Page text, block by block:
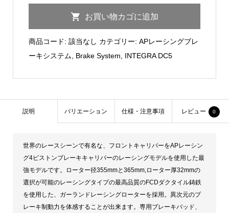
AP
Racing
System
KIT/Type-
お買い物カゴに追加
商品コード: 該当なし カテゴリー: APレーシングブレ
ーキシステム
Brake System INTEGRA DC5
説明 バリエーション 仕様・注意事項 レビュー 0
世界のレースシーンで有名な、フロントキャリパーをAPレーシン
グ4ピストンブレーキキャリパーのレーシングモデルを使用した最
強モデルです。ローター径355mmと365mm,ローター厚32mmの
選択が可能のレーシングタイプの最高品質のFCDダクタイル鋳鉄
を使用した、ガーランドレーシングローターを採用。異次元のブ
レーキ制動力を体感することが出来ます。専用ブレーキパッド、